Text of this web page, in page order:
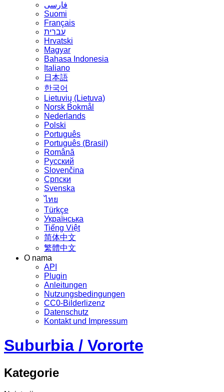
فارسی
Suomi
Français
עברית
Hrvatski
Magyar
Bahasa Indonesia
Italiano
日本語
한국어
Lietuvių (Lietuva)
‪Norsk Bokmål‬
Nederlands
Polski
Português
Português (Brasil)
Română
Русский
Slovenčina
Српски
Svenska
ไทย
Türkçe
Українська
Tiếng Việt
简体中文
繁體中文
O nama
API
Plugin
Anleitungen
Nutzungsbedingungen
CC0-Bilderlizenz
Datenschutz
Kontakt und Impressum
Suburbia / Vororte
Kategorie